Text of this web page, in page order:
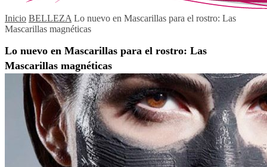
Inicio BELLEZA Lo nuevo en Mascarillas para el rostro: Las
Mascarillas magnéticas
Lo nuevo en Mascarillas para el rostro: Las
Mascarillas magnéticas